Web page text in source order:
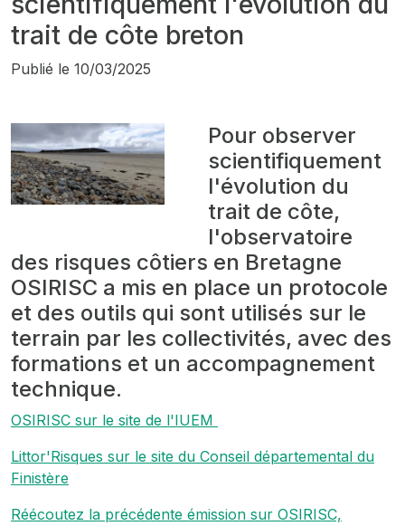
trait de côte breton
Publié le 10/03/2025
Pour observer
scientifiquement
l'évolution du
trait de côte,
l'observatoire
des risques côtiers en Bretagne
OSIRISC a mis en place un protocole
et des outils qui sont utilisés sur le
terrain par les collectivités, avec des
formations et un accompagnement
technique.
OSIRISC sur le site de l'IUEM
Littor'Risques sur le site du Conseil départemental du
Finistère
Réécoutez la précédente émission sur OSIRISC,